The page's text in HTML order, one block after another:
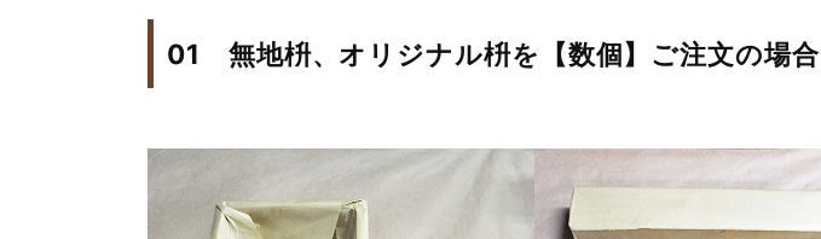
01 無地枡、 オリジナル枡を【数個】ご注文の場合